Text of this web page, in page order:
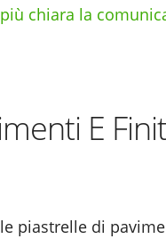
chiara la
E
piastrelle di